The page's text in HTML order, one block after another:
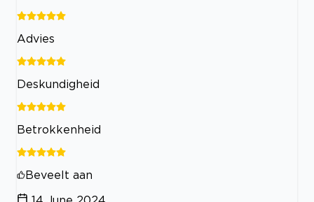
Advies
Deskundigheid
Betrokkenheid
Beveelt aan